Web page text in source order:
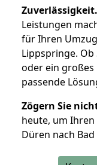
Zuverlässigkeit.
Leistungen
für Ihren
Lippspringe.
oder ein großes
passende
Zögern Sie
heute, um
Düren nach